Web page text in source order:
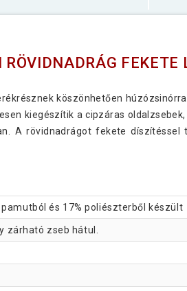
RÖVIDNADRÁG FEKETE
köszönhetően
kiegészítik a cipzáras
A rövidnadrágot fekete
és 17% poliészterből készült
zárható zseb hátul.